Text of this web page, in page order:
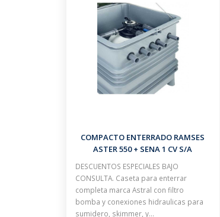
COMPACTO ENTERRADO RAMSES
ASTER 550 + SENA 1 CV S/A
DESCUENTOS ESPECIALES BAJO
CONSULTA. Caseta para enterrar
completa marca Astral con filtro
bomba y conexiones hidraulicas para
sumidero, skimmer, y…